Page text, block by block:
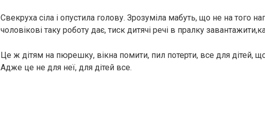
Свекруха сіла і опустила голову. Зрозуміла мабуть, що не на того
чоловікові таку роботу дає, тиск дитячі речі в пралку
Це ж дітям на пюрешку, вікна помити, пил потерти, все для дітей,
Адже це не для неї, для дітей все.